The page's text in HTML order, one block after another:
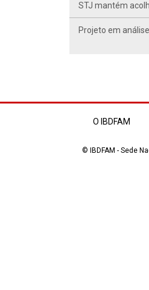
STJ mantém
Projeto em
O IBDFAM
© IBDFAM - Sede